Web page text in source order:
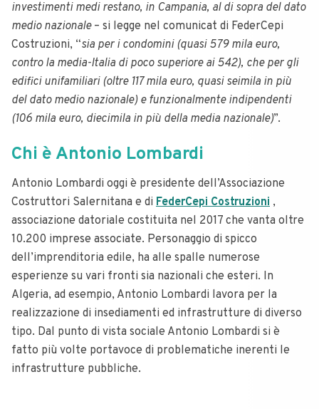
investimenti medi restano, in Campania, al di sopra del dato
medio nazionale– si legge nel comunicat di FederCepi
Costruzioni, “sia per i condomini (quasi 579 mila euro,
contro la media-Italia di poco superiore ai 542), che per gli
edifici unifamiliari (oltre 117 mila euro, quasi seimila in più
del dato medio nazionale) e funzionalmente indipendenti
(106 mila euro, diecimila in più della media nazionale)”.
Chi è Antonio Lombardi
Antonio Lombardi oggi è presidente dell’Associazione
Costruttori Salernitana e di FederCepi Costruzioni ,
associazione datoriale costituita nel 2017 che vanta oltre
10.200 imprese associate. Personaggio di spicco
dell’imprenditoria edile, ha alle spalle numerose
esperienze su vari fronti sia nazionali che esteri. In
Algeria, ad esempio, Antonio Lombardi lavora per la
realizzazione di insediamenti ed infrastrutture di diverso
tipo. Dal punto di vista sociale Antonio Lombardi si è
fatto più volte portavoce di problematiche inerenti le
infrastrutture pubbliche.